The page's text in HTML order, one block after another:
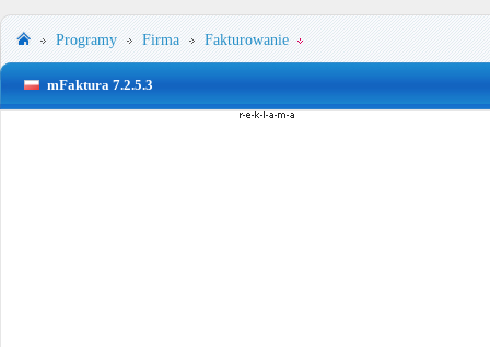
Programy Firma Fakturowanie
mFaktura 7.2.5.3